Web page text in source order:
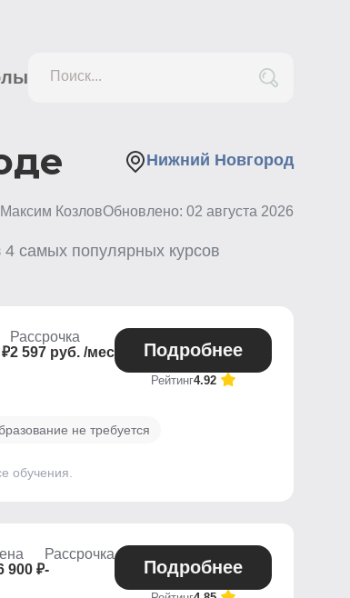
Поиск...
Нижний Новгород
КозловОбновлено: 02 августа 2026
4 самых популярных курсов
Рассрочка
2 597 руб. /мес
Подробнее
Рейтинг4.92
не требуется
обучения.
900 ₽
Рассрочка
-
Подробнее